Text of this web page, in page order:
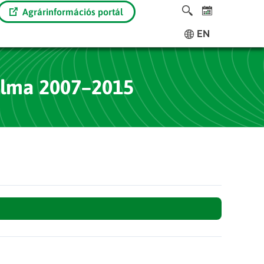
Agrárinformációs portál
EN
2007–2015